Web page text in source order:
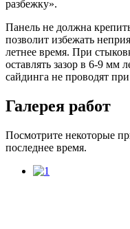
разбежку».
Панель не должна
позволит избежать
летнее время. При
оставлять зазор в 6-9
сайдинга не проводят
Галерея работ
Посмотрите некоторые
последнее время.